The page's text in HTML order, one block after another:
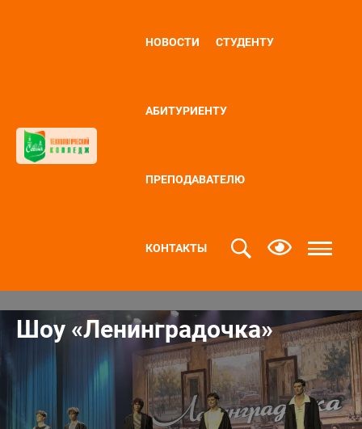
НОВОСТИ СТУДЕНТУ
АБИТУРИЕНТУ
ПРЕПОДАВАТЕЛЮ
КОНТАКТЫ
Шоу «Ленинградочка»